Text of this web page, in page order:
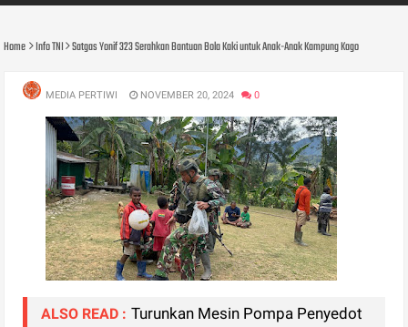
Home Info TNI Satgas Yonif 323 Serahkan Bantuan Bola Kaki untuk Anak-Anak Kampung Kago
MEDIA PERTIWI NOVEMBER 20, 2024 0
ALSO READ : Turunkan Mesin Pompa Penyedot